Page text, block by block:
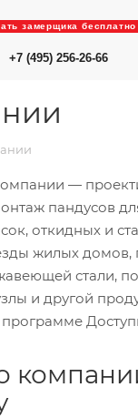
замерщика бесплатно
+7 (495) 256-26-66
—
пандусов
откидных и
жилых домов,
стали,
и другой